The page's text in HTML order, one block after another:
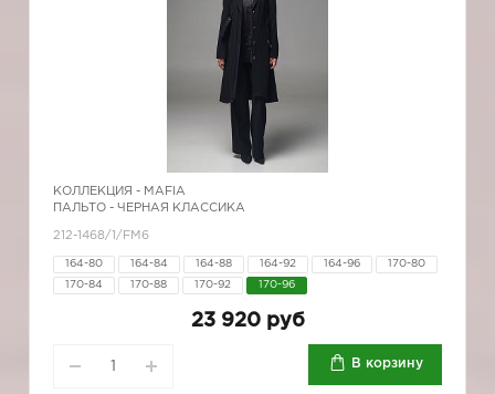
КОЛЛЕКЦИЯ - MAFIA
ПАЛЬТО - ЧЕРНАЯ КЛАССИКА
212-1468/1/FM6
164-80 164-84 164-88 164-92 164-96 170-80
170-84 170-88 170-92 170-96
23 920 руб
В корзину